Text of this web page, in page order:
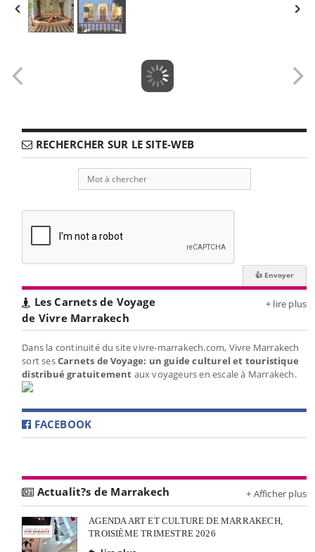
RECHERCHER SUR LE SITE-WEB
Les Carnets de Voyage
de Vivre Marrakech
+ lire plus
Dans la continuité du site vivre-marrakech.com, Vivre Marrakech
sort sesCarnets de Voyage: un guide culturel et touristique
distribué gratuitement aux voyageurs en escale à Marrakech.
FACEBOOK
Actualit?s de Marrakech + Afficher plus
AGENDA ART ET CULTURE DE MARRAKECH,
TROISIÈME TRIMESTRE 2026